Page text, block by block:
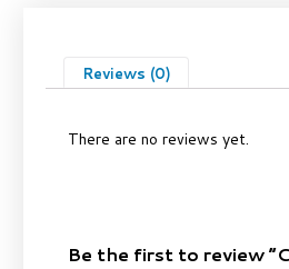
Reviews (0)
There are no reviews yet.
Be the first to review